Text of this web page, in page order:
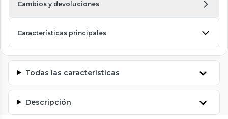
Cambios y devoluciones
Características principales
Todas las características
Descripción